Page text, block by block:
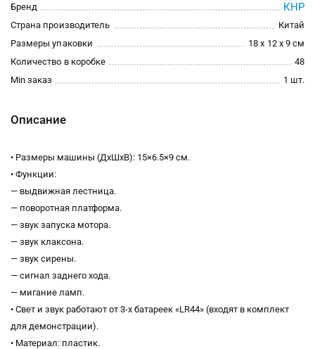
Бренд
КНР
Страна производитель
Китай
Размеры упаковки
18 x 12 x 9 см
Количество в коробке
48
Min заказ
1 шт.
Описание
• Размеры машины (ДхШхВ): 15×6.5×9 см.
• Функции:
— выдвижная лестница.
— поворотная платформа.
— звук запуска мотора.
— звук клаксона.
— звук сирены.
— сигнал заднего хода.
— мигание ламп.
• Свет и звук работают от 3-х батареек «LR44» (входят в комплект
для демонстрации).
• Материал: пластик.